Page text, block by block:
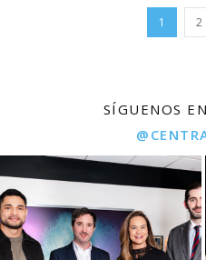
1 2
SÍGUENOS